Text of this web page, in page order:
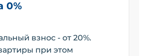
0%
взнос - от 20%.
при этом